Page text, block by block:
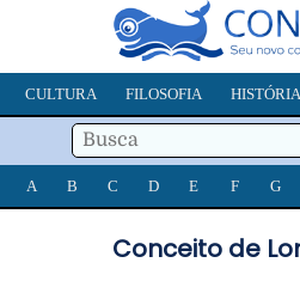
CULTURA FILOSOFIA HISTÓRIA
A B C D E F G
Conceito de